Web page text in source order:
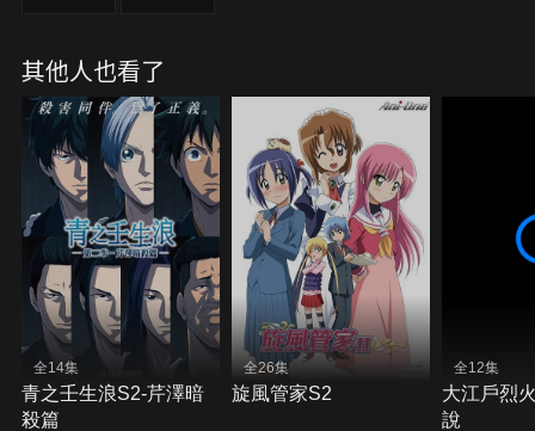
其他人也看了
全14集
青之壬生浪S2-芹澤暗
殺篇
全26集
旋風管家S2
全12集
大江戶烈
說